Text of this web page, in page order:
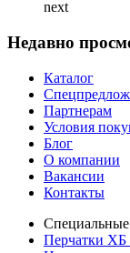
next
Недавно
Каталог
Партнерам
Условия
Блог
О компании
Вакансии
Контакты
Специальные
Перчатки ХБ